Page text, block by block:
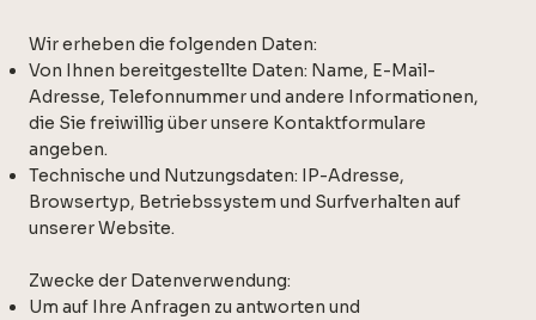
Wir erheben die folgenden Daten:
Von Ihnen bereitgestellte Daten: Name, E-Mail-
Adresse, Telefonnummer und andere Informationen,
die Sie freiwillig über unsere Kontaktformulare
angeben.
Technische und Nutzungsdaten: IP-Adresse,
Browsertyp, Betriebssystem und Surfverhalten auf
unserer Website.
Zwecke der Datenverwendung:
Um auf Ihre Anfragen zu antworten und